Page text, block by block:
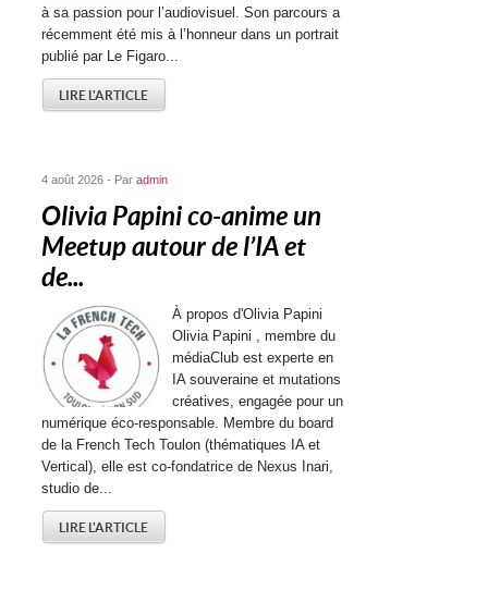
à sa passion pour l’audiovisuel. Son parcours a
récemment été mis à l’honneur dans un portrait
publié par Le Figaro...
LIRE L'ARTICLE
4 août 2026 - Paradmin
Olivia Papini co-anime un
Meetup autour de l’IA et
de...
À propos d'Olivia Papini
Olivia Papini , membre du
médiaClub est experte en
IA souveraine et mutations
créatives, engagée pour un
numérique éco-responsable. Membre du board
de la French Tech Toulon (thématiques IA et
Vertical), elle est co-fondatrice de Nexus Inari,
studio de...
LIRE L'ARTICLE